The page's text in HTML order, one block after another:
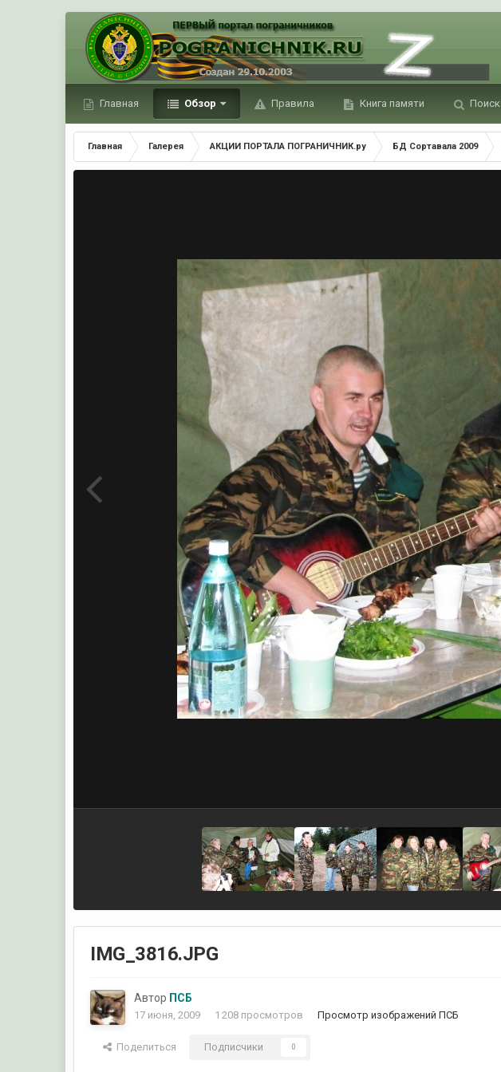
Главная Обзор Правила Книга памяти Поиск
Главная Галерея АКЦИИ ПОРТАЛА ПОГРАНИЧНИК.ру БД Сортавала 2009
IMG_3816.JPG
Автор ПСБ
17 июня, 2009 1 208 просмотров Просмотр изображений ПСБ
Поделиться Подписчики 0